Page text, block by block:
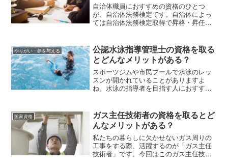
自治体職員におすすめの資格のひとつ
が、自治体法務検定です。自治体によっ
ては自治体法務検定取得で昇格・昇任に
「政策法務」の違い、プラチナ・ゴール
ド・シルバーのクラスの違い、受検費用
などについて解説します。
やりがい・夢を与える
公認水泳指導管理士の資格を取る
とどんなメリットがある？
スポーツジムや市民プールで水泳のレッ
スンが開かれていることがありますよ
ね。水泳の指導者を目指す人におすすめ
にはどんな知識が必要か、就職・転職先
などを解説します。水泳が得意な人やス
ポーツに関する仕事に興味がある人はチ
ェックしてくださいね。
国家資格
ガス主任技術者の資格を取るとど
んなメリットがある？
私たちの暮らしに欠かせないガス周りの
工事をする際、活躍するのが「ガス主任
技術者」です。今回はこのガス主任技術